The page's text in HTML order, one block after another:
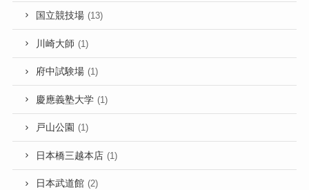
国立競技場 (13)
川崎大師 (1)
府中試験場 (1)
慶應義塾大学 (1)
戸山公園 (1)
日本橋三越本店 (1)
日本武道館 (2)